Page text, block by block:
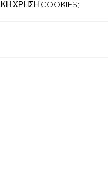
ΧΡΗΣΗ COOKIES;